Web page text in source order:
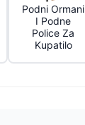
Podni Ormani
I Podne
Police Za
Kupatilo